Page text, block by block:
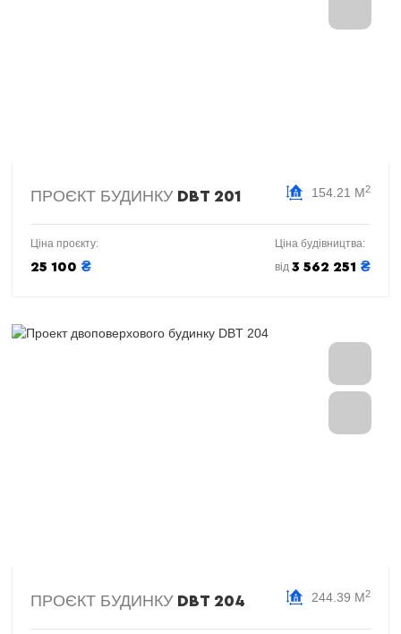
ПРОЄКТ БУДИНКУ DBT 201 154.21 М2
Ціна проєкту:
25 100 ₴
Ціна будівництва:
від 3 562 251 ₴
ПРОЄКТ БУДИНКУ DBT 204 244.39 М2